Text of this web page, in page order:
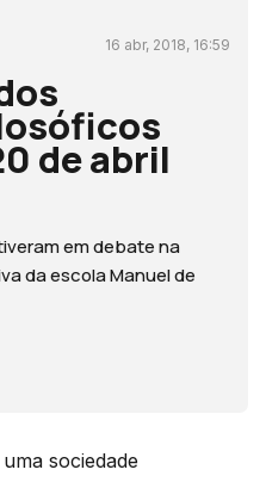
16 abr, 2018, 16:59
de abril
em debate na
da escola Manuel de
sociedade